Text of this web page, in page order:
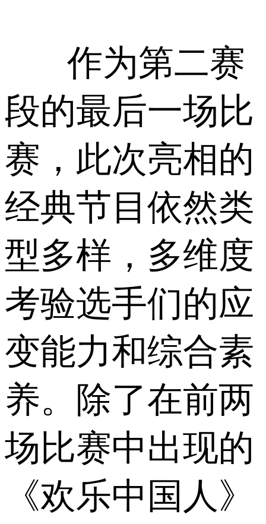
作为第二赛
段的最后一场比
赛，此次亮相的
经典节目依然类
型多样，多维度
考验选手们的应
变能力和综合素
养。除了在前两
场比赛中出现的
《欢乐中国人》